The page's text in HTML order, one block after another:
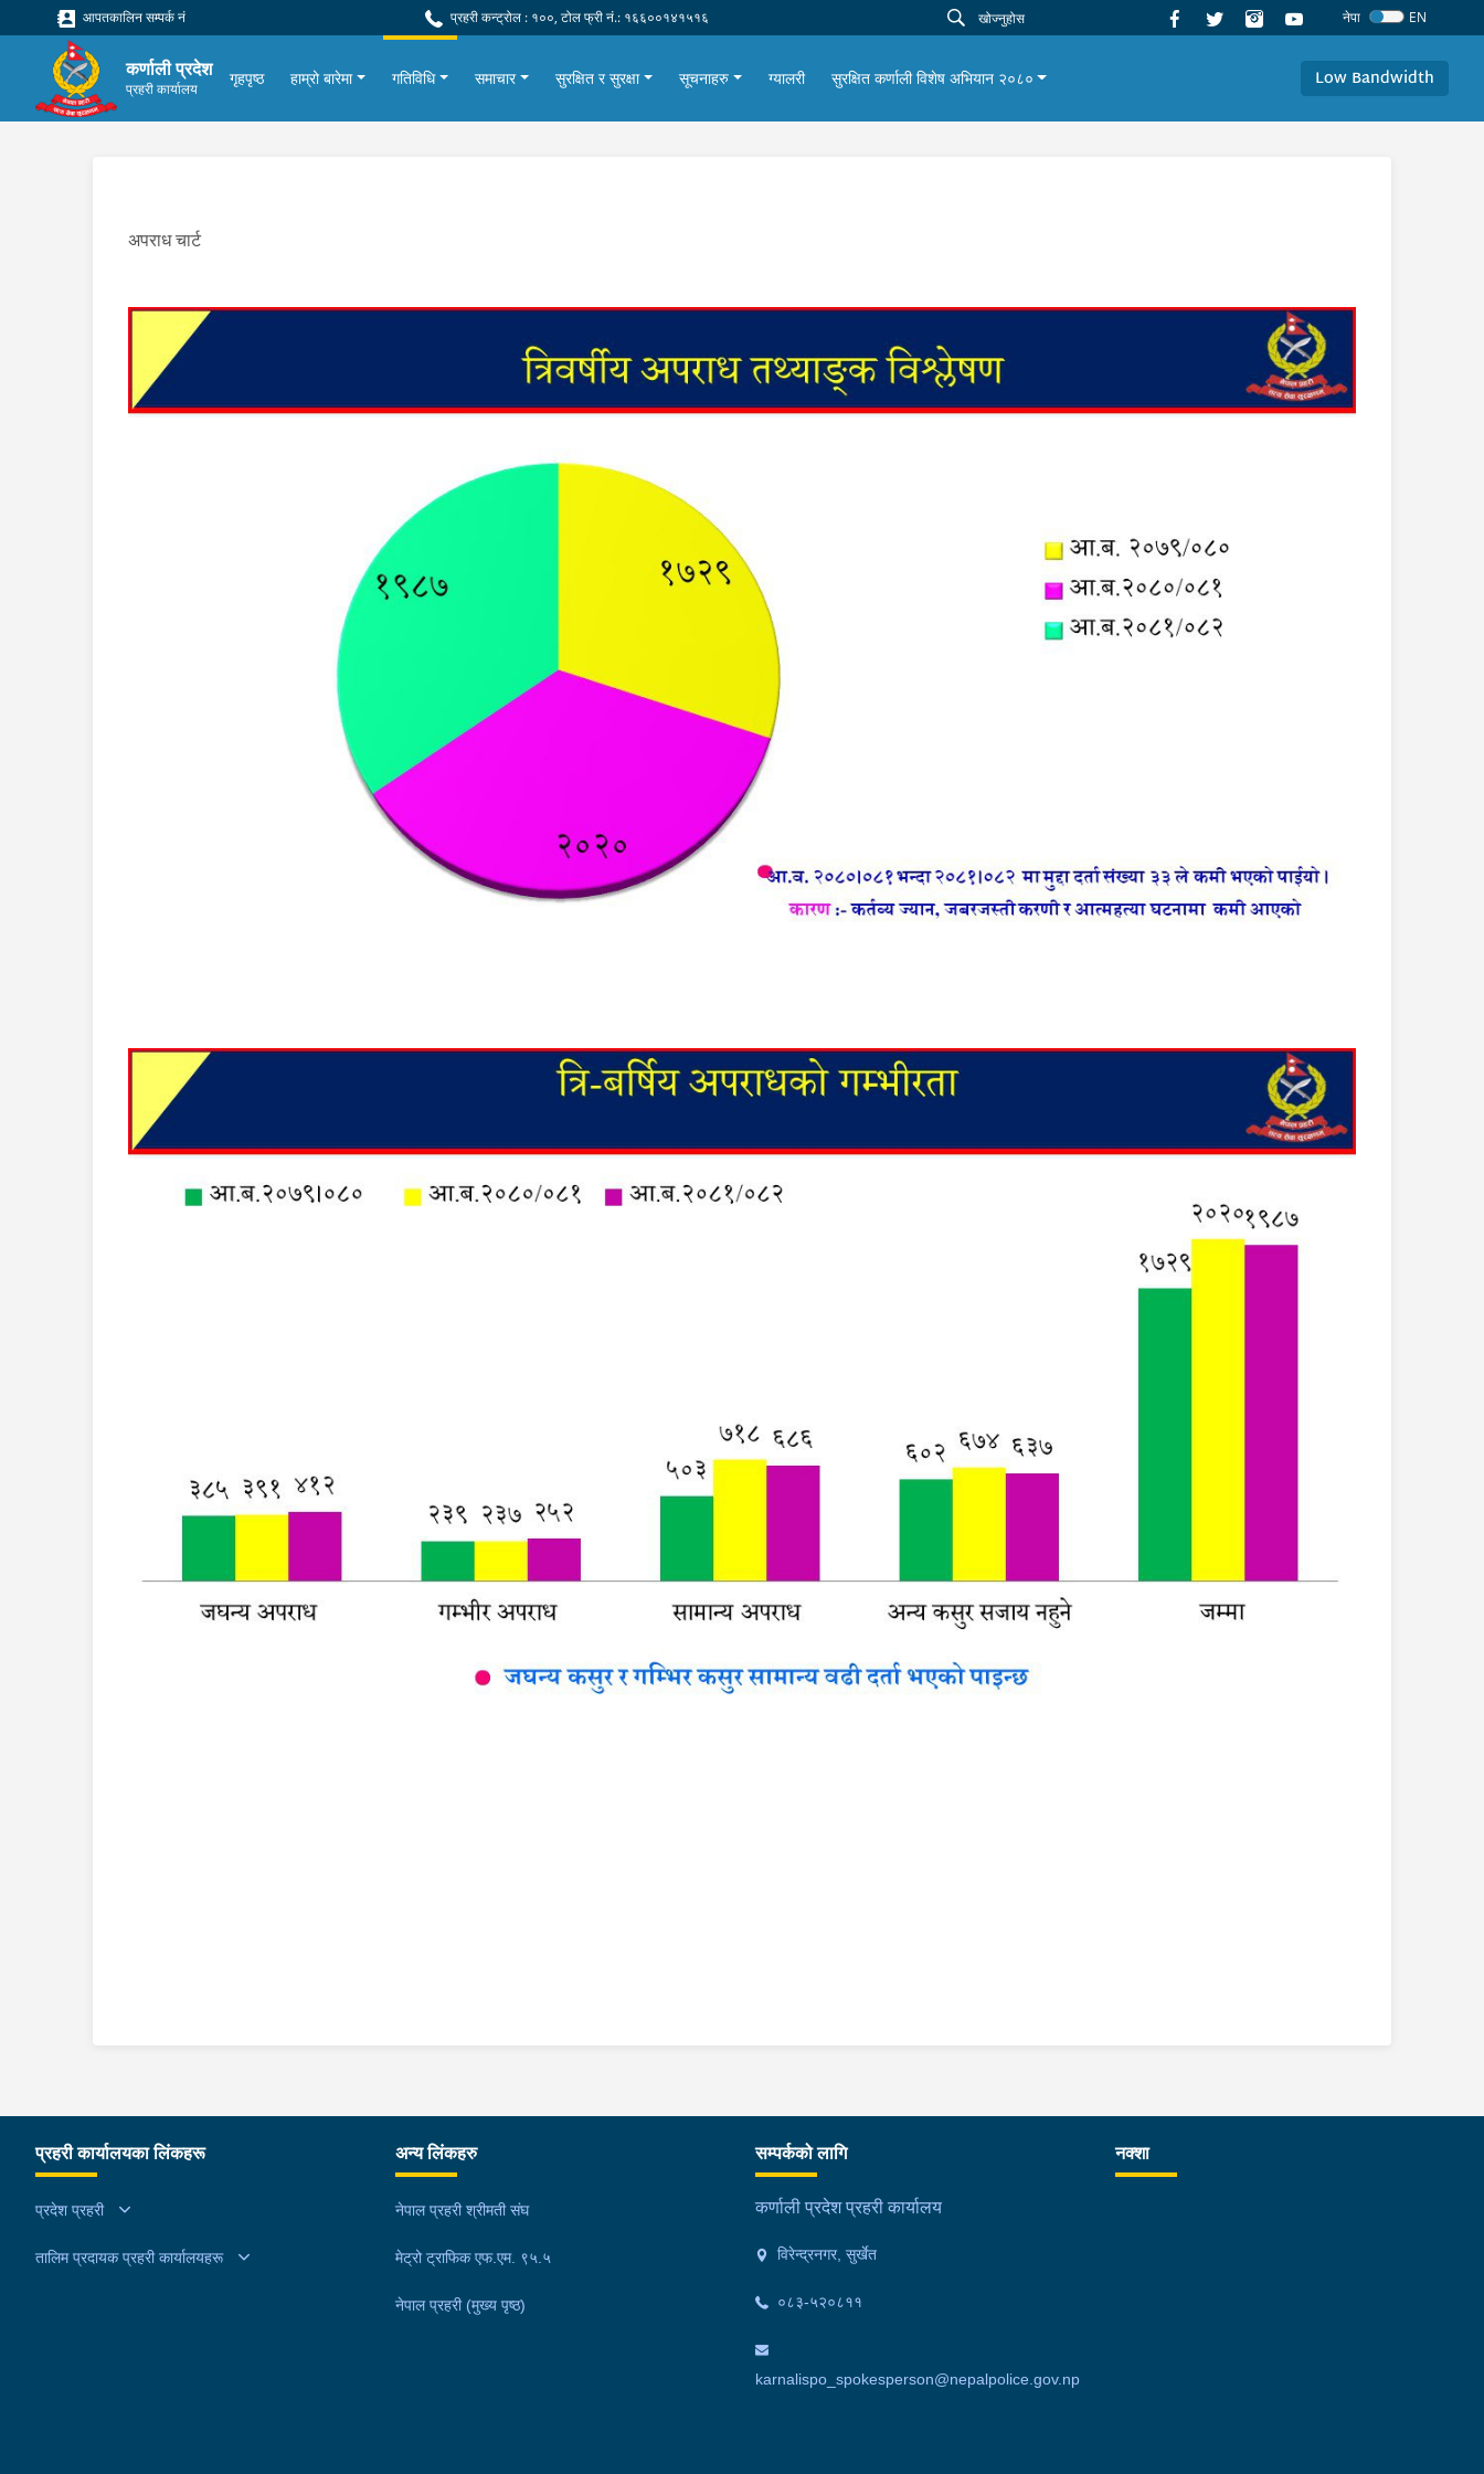
आपतकालिन सम्पर्क नं प्रहरी कन्ट्रोल : १००, टोल फ्री नं.: १६६००१४१५१६ नेपा EN
कर्णाली प्रदेश
प्रहरी कार्यालय
गृहपृष्ठ हाम्रो बारेमा गतिविधि समाचार सुरक्षित र सुरक्षा सूचनाहरु ग्यालरी सुरक्षित कर्णाली विशेष अभियान २०८० Low Bandwidth
अपराध चार्ट
प्रहरी कार्यालयका लिंकहरू
प्रदेश प्रहरी
तालिम प्रदायक प्रहरी कार्यालयहरू
अन्य लिंकहरु
नेपाल प्रहरी श्रीमती संघ
मेट्रो ट्राफिक एफ.एम. ९५.५
नेपाल प्रहरी (मुख्य पृष्ठ)
सम्पर्कको लागि
कर्णाली प्रदेश प्रहरी कार्यालय
विरेन्द्रनगर, सुर्खेत
०८३-५२०८११
karnalispo_spokesperson@nepalpolice.gov.np
नक्शा